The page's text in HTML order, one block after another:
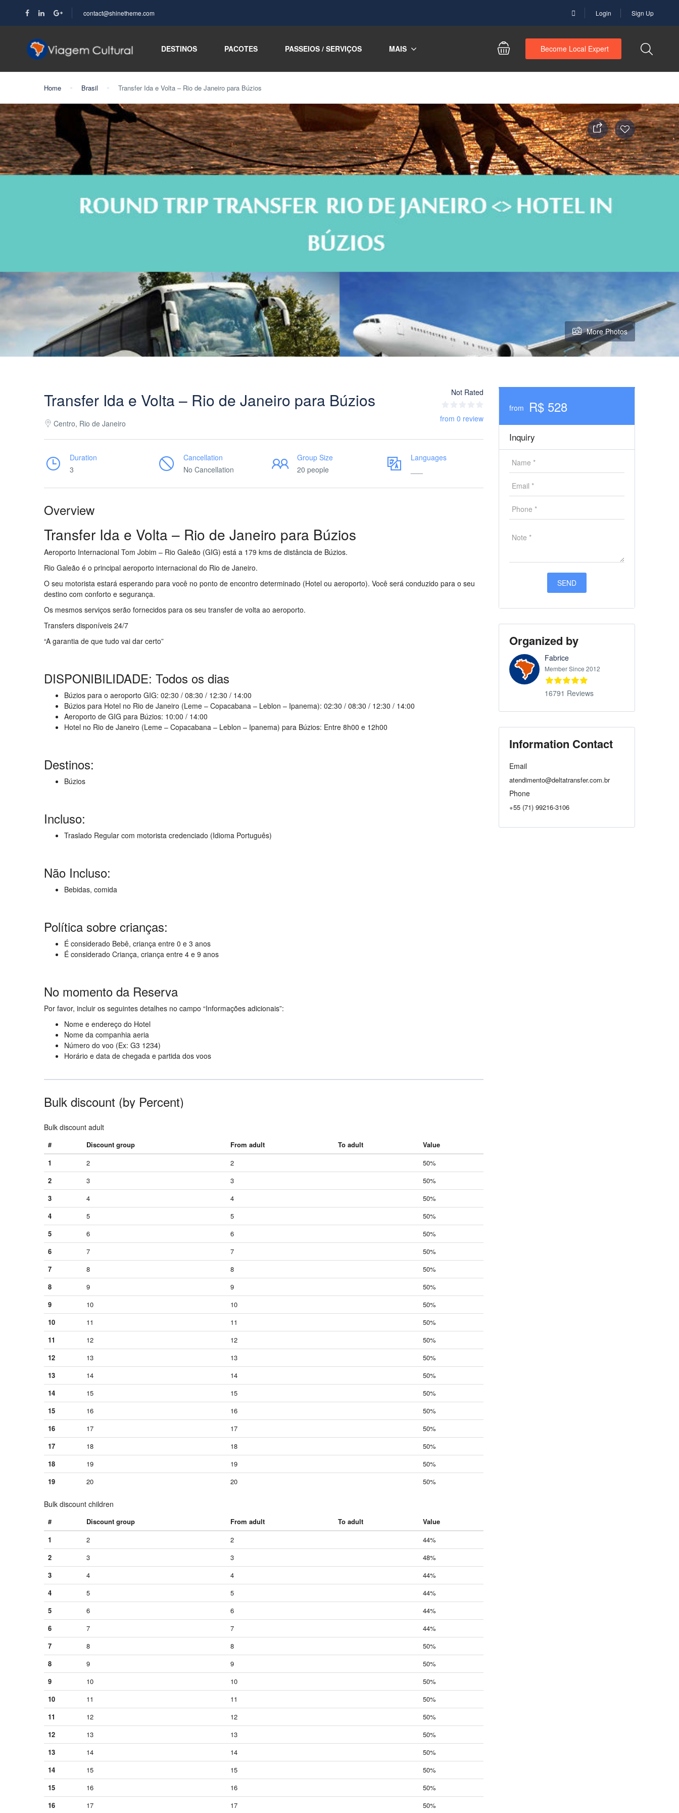
contact@shinetheme.com Login Sign Up
DESTINOS PACOTES PASSEIOS / SERVIÇOS MAIS Become Local Expert
Home Brasil Transfer Ida e Volta – Rio de Janeiro para Búzios
More Photos
Transfer Ida e Volta – Rio de Janeiro para Búzios
Centro, Rio de Janeiro
Not Rated
from 0 review
Duration
3
Cancellation
No Cancellation
Group Size
20 people
Languages
Overview
Transfer Ida e Volta – Rio de Janeiro para Búzios
Aeroporto Internacional Tom Jobim – Rio Galeão (GIG) está a 179 kms de distância de Búzios.
Rio Galeão é o principal aeroporto internacional do Rio de Janeiro.
O seu motorista estará esperando para você no ponto de encontro determinado (Hotel ou aeroporto). Você será conduzido para o seu
destino com conforto e segurança.
Os mesmos serviços serão fornecidos para os seu transfer de volta ao aeroporto.
Transfers disponíveis 24/7
“A garantia de que tudo vai dar certo”
DISPONIBILIDADE: Todos os dias
Búzios para o aeroporto GIG: 02:30 / 08:30 / 12:30 / 14:00
Búzios para Hotel no Rio de Janeiro (Leme – Copacabana – Leblon – Ipanema): 02:30 / 08:30 / 12:30 / 14:00
Aeroporto de GIG para Búzios: 10:00 / 14:00
Hotel no Rio de Janeiro (Leme – Copacabana – Leblon – Ipanema) para Búzios: Entre 8h00 e 12h00
Destinos:
Búzios
Incluso:
Traslado Regular com motorista credenciado (Idioma Português)
Não Incluso:
Bebidas, comida
Política sobre crianças:
É considerado Bebê, criança entre 0 e 3 anos
É considerado Criança, criança entre 4 e 9 anos
No momento da Reserva
Por favor, incluir os seguintes detalhes no campo “Informações adicionais”:
Nome e endereço do Hotel
Nome da companhia aeria
Número do voo (Ex: G3 1234)
Horário e data de chegada e partida dos voos
Bulk discount (by Percent)
Bulk discount adult
# Discount group From adult To adult
Value
1
2 2
50%
2
3 3
50%
3
4 4
50%
4
5 5
50%
5
6 6
50%
6
7 7
50%
7
8 8
50%
8
9 9
50%
9
10 10
50%
10
11 11
50%
11
12 12
50%
12
13 13
50%
13
14 14
50%
14
15 15
50%
15
16 16
50%
16
17 17
50%
17
18 18
50%
18
19 19
50%
19
20 20 50%
Bulk discount children
# Discount group From adult To adult
Value
1
2 2
44%
2
3 3
48%
3
4 4
44%
4
5 5
44%
5
6 6
44%
6
7 7
44%
7
8 8
50%
8
9 9
50%
9
10 10
50%
10
11 11
50%
11
12 12
50%
12
13 13
50%
13
14 14
50%
14
15 15
50%
15
16 16
50%
16
17 17 50%
from R$ 528
Inquiry
Organized by
Fabrice
Member Since 2012
16791 Reviews
Information Contact
Email
atendimento@deltatransfer.com.br
Phone
+55 (71) 99216-3106